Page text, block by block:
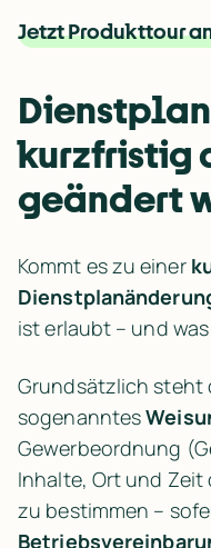
Jetzt Produkttour
kurzfristig
geändert
Kommt es zu einer
ist erlaubt – und
Grundsätzlich steht
sogenanntes
Gewerbeordnung
Inhalte, Ort und Zeit
zu bestimmen –